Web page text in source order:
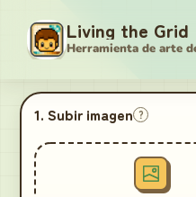
Living the Grid
Herramienta de arte
Tomodachi
1. Subir imagen ?